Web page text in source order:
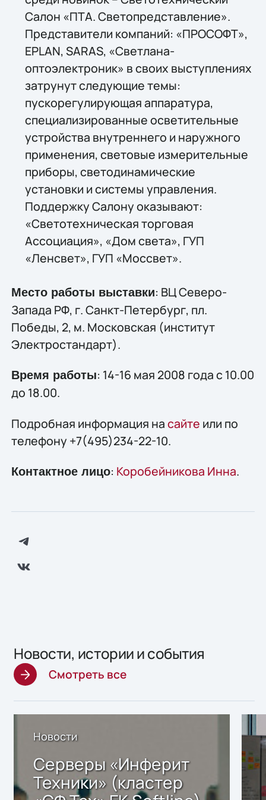
Салон «ПТА. Светопредставление».
Представители компаний: «ПРОСОФТ»,
EPLAN, SARAS, «Светлана-
оптоэлектроник» в своих выступлениях
затрунут следующие темы:
пускорегулирующая аппаратура,
специализированные осветительные
устройства внутреннего и наружного
применения, световые измерительные
приборы, светодинамические
установки и системы управления.
Поддержку Салону оказывают:
«Светотехническая торговая
Ассоциация», «Дом света», ГУП
«Ленсвет», ГУП «Моссвет».
Место работы выставки: ВЦ Северо-
Запада РФ, г. Санкт-Петербург, пл.
Победы, 2, м. Московская (институт
Электростандарт).
Время работы: 14-16 мая 2008 года с 10.00
до 18.00.
Подробная информация насайте или по
телефону +7(495)234-22-10.
Контактное лицо: Коробейникова Инна.
Новости, истории и события
Смотреть все
Новости
Серверы «Инферит
Техники» (кластер